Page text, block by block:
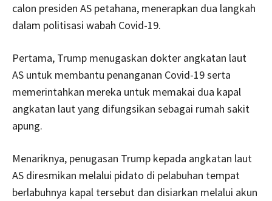
calon presiden AS petahana, menerapkan dua langkah
dalam politisasi wabah Covid-19.
Pertama, Trump menugaskan dokter angkatan laut
AS untuk membantu penanganan Covid-19 serta
memerintahkan mereka untuk memakai dua kapal
angkatan laut yang difungsikan sebagai rumah sakit
apung.
Menariknya, penugasan Trump kepada angkatan laut
AS diresmikan melalui pidato di pelabuhan tempat
berlabuhnya kapal tersebut dan disiarkan melalui akun